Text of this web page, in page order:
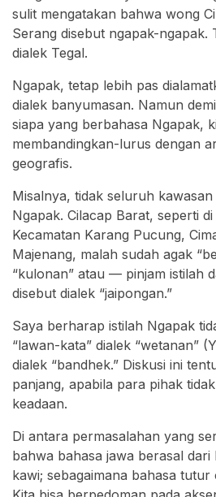
sulit mengatakan bahwa wong
Serang disebut ngapak-ngapak.
dialek Tegal.
Ngapak, tetap lebih pas
dialek banyumasan. Namun
siapa yang berbahasa Ngapak,
membandingkan-lurus dengan
geografis.
Misalnya, tidak seluruh
Ngapak. Cilacap Barat, seperti
Kecamatan Karang Pucung,
Majenang, malah sudah agak
“kulonan” atau — pinjam istilah
disebut dialek “jaipongan.”
Saya berharap istilah Ngapak
“lawan-kata” dialek “wetanan”
dialek “bandhek.” Diskusi ini
panjang, apabila para pihak
keadaan.
Di antara permasalahan yang
bahwa bahasa jawa berasal
kawi; sebagaimana bahasa